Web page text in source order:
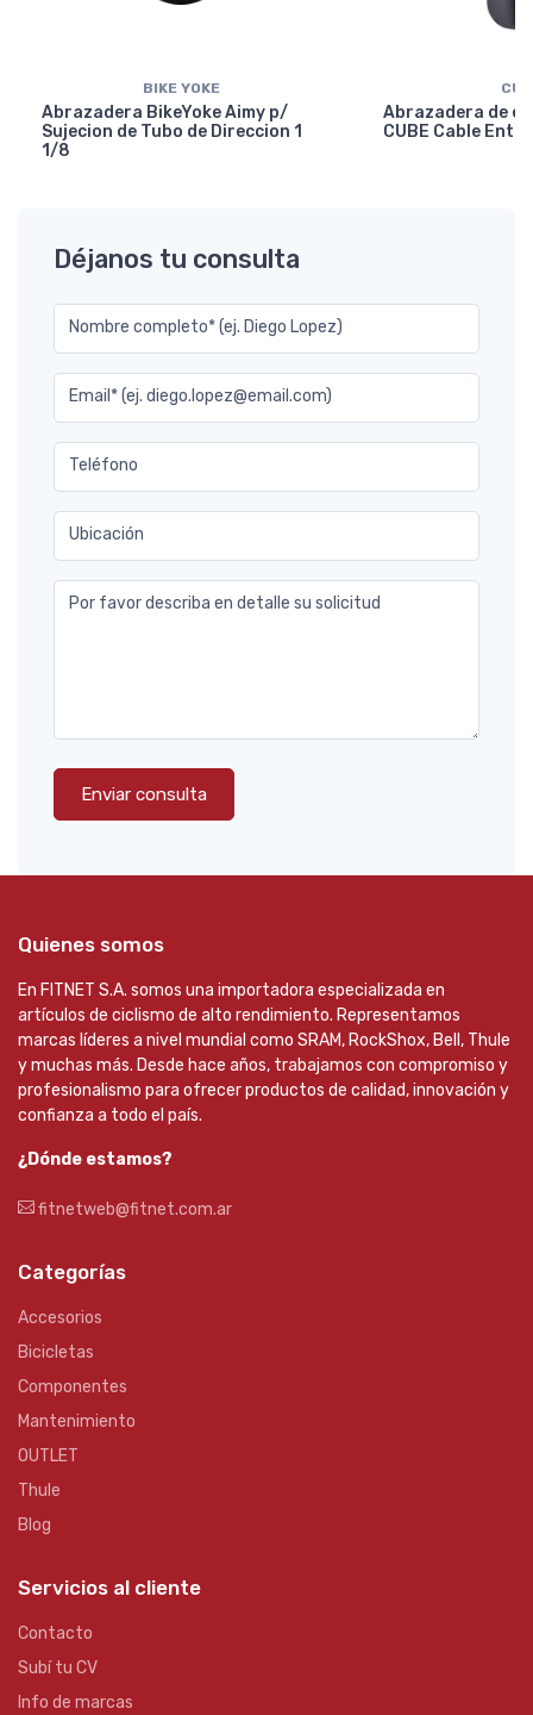
BIKE YOKE
Abrazadera BikeYoke Aimy p/
Sujecion de Tubo de Direccion 1
1/8
Abrazadera de
CUBE Cable
Déjanos tu consulta
Nombre completo* (ej. Diego Lopez)
Email* (ej. diego.lopez@email.com)
Teléfono
Ubicación
Por favor describa en detalle su solicitud
Enviar consulta
Quienes somos
En FITNET S.A. somos una importadora especializada en
artículos de ciclismo de alto rendimiento. Representamos
marcas líderes a nivel mundial como SRAM, RockShox, Bell, Thule
y muchas más. Desde hace años, trabajamos con compromiso y
profesionalismo para ofrecer productos de calidad, innovación y
confianza a todo el país.
¿Dónde estamos?
fitnetweb@fitnet.com.ar
Categorías
Accesorios
Bicicletas
Componentes
Mantenimiento
OUTLET
Thule
Blog
Servicios al cliente
Contacto
Subí tu CV
Info de marcas